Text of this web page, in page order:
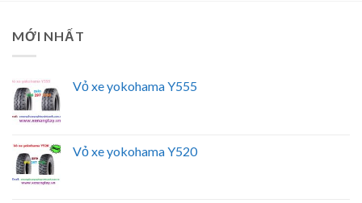
MỚI NHẤT
Vỏ xe yokohama Y555
Vỏ xe yokohama Y520